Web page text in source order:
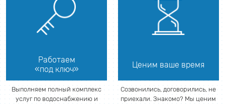
Работаем
«под ключ»
Выполняем полный комплекс
услуг по водоснабжению и
Ценим ваше время
Созвонились, договорились, не
приехали. Знакомо? Мы ценим